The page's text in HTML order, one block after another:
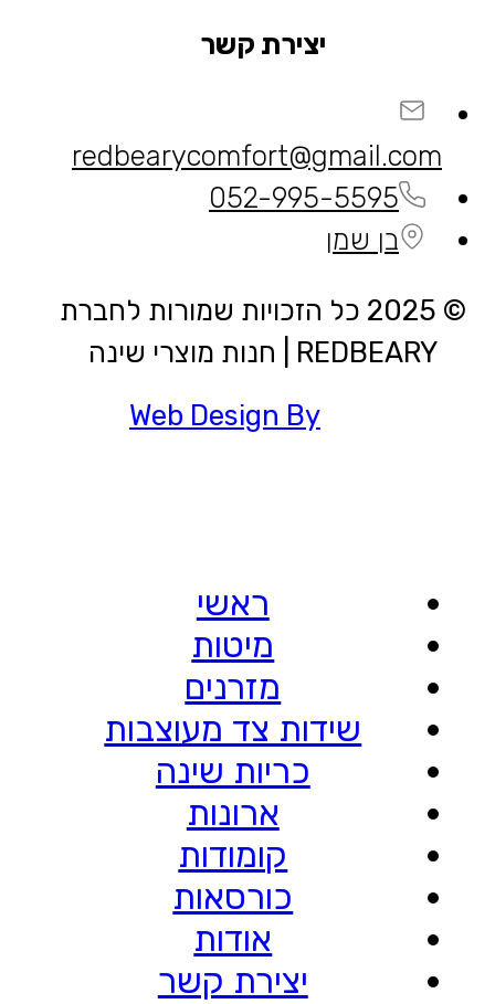
יצירת קשר
redbearycomfort@gmail.com
052-995-5595
בן שמן
© 2025 כל הזכויות שמורות לחברת
REDBEARY | חנות מוצרי שינה
Web Design By
ראשי
מיטות
מזרנים
שידות צד מעוצבות
כריות שינה
ארונות
קומודות
כורסאות
אודות
יצירת קשר